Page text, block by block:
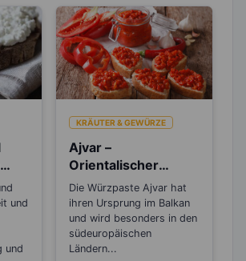
und
und
KRÄUTER & GEWÜRZE
Ajvar –
Orientalischer
Gemüsekaviar aus
Paprika
Die Würzpaste Ajvar hat
ihren Ursprung im Balkan
und wird besonders in den
südeuropäischen
Ländern...